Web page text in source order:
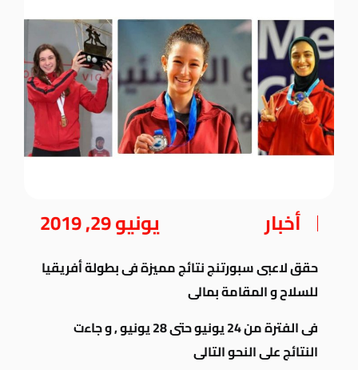
أخبار يونيو 29, 2019
حقق لاعبى سبورتنج نتائج مميزة فى بطولة أفريقيا
للسلاح و المقامة بمالى
فى الفترة من 24 يونيو حتى 28 يونيو , و جاءت
النتائج على النحو التالى